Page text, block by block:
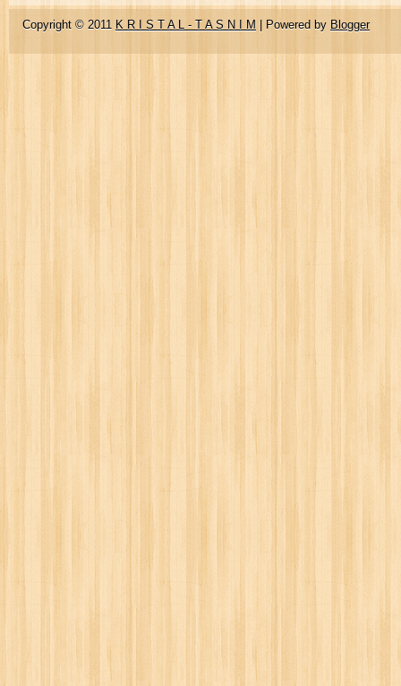
Copyright © 2011 K R I S T A L - T A S N I M | Powered by Blogger